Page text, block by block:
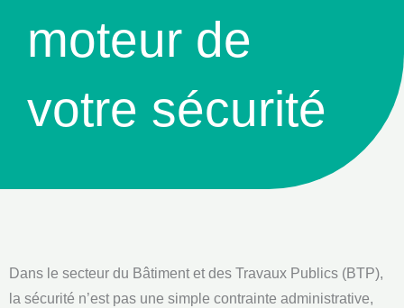
moteur de
votre sécurité
Dans le secteur du Bâtiment et des Travaux Publics (BTP),
la sécurité n’est pas une simple contrainte administrative,